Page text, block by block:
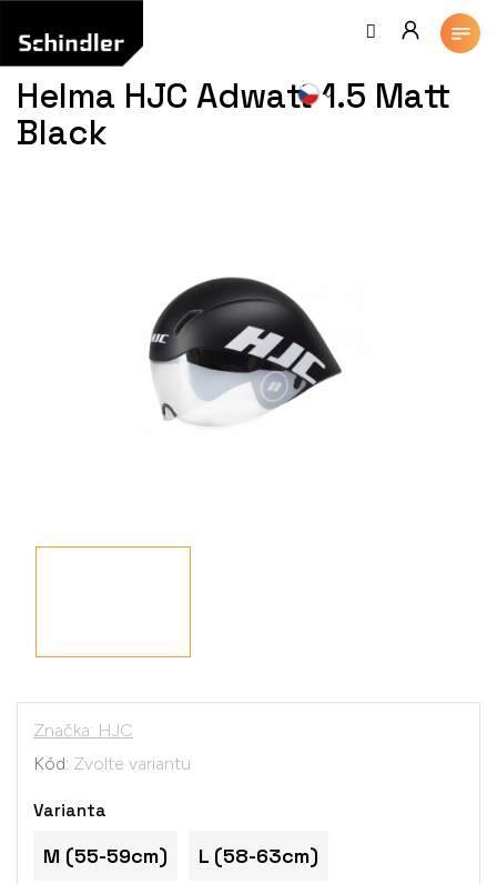
obsah
Helma HJC Adwatt 1.5 Matt
Black
Značka: HJC
Kód: Zvolte variantu
Varianta
M (55-59cm) L (58-63cm)